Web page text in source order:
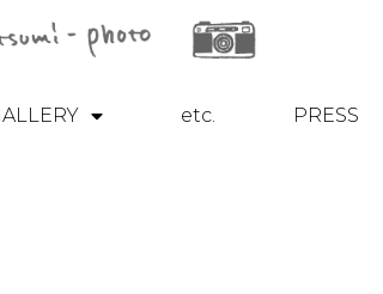
etc. PRESS